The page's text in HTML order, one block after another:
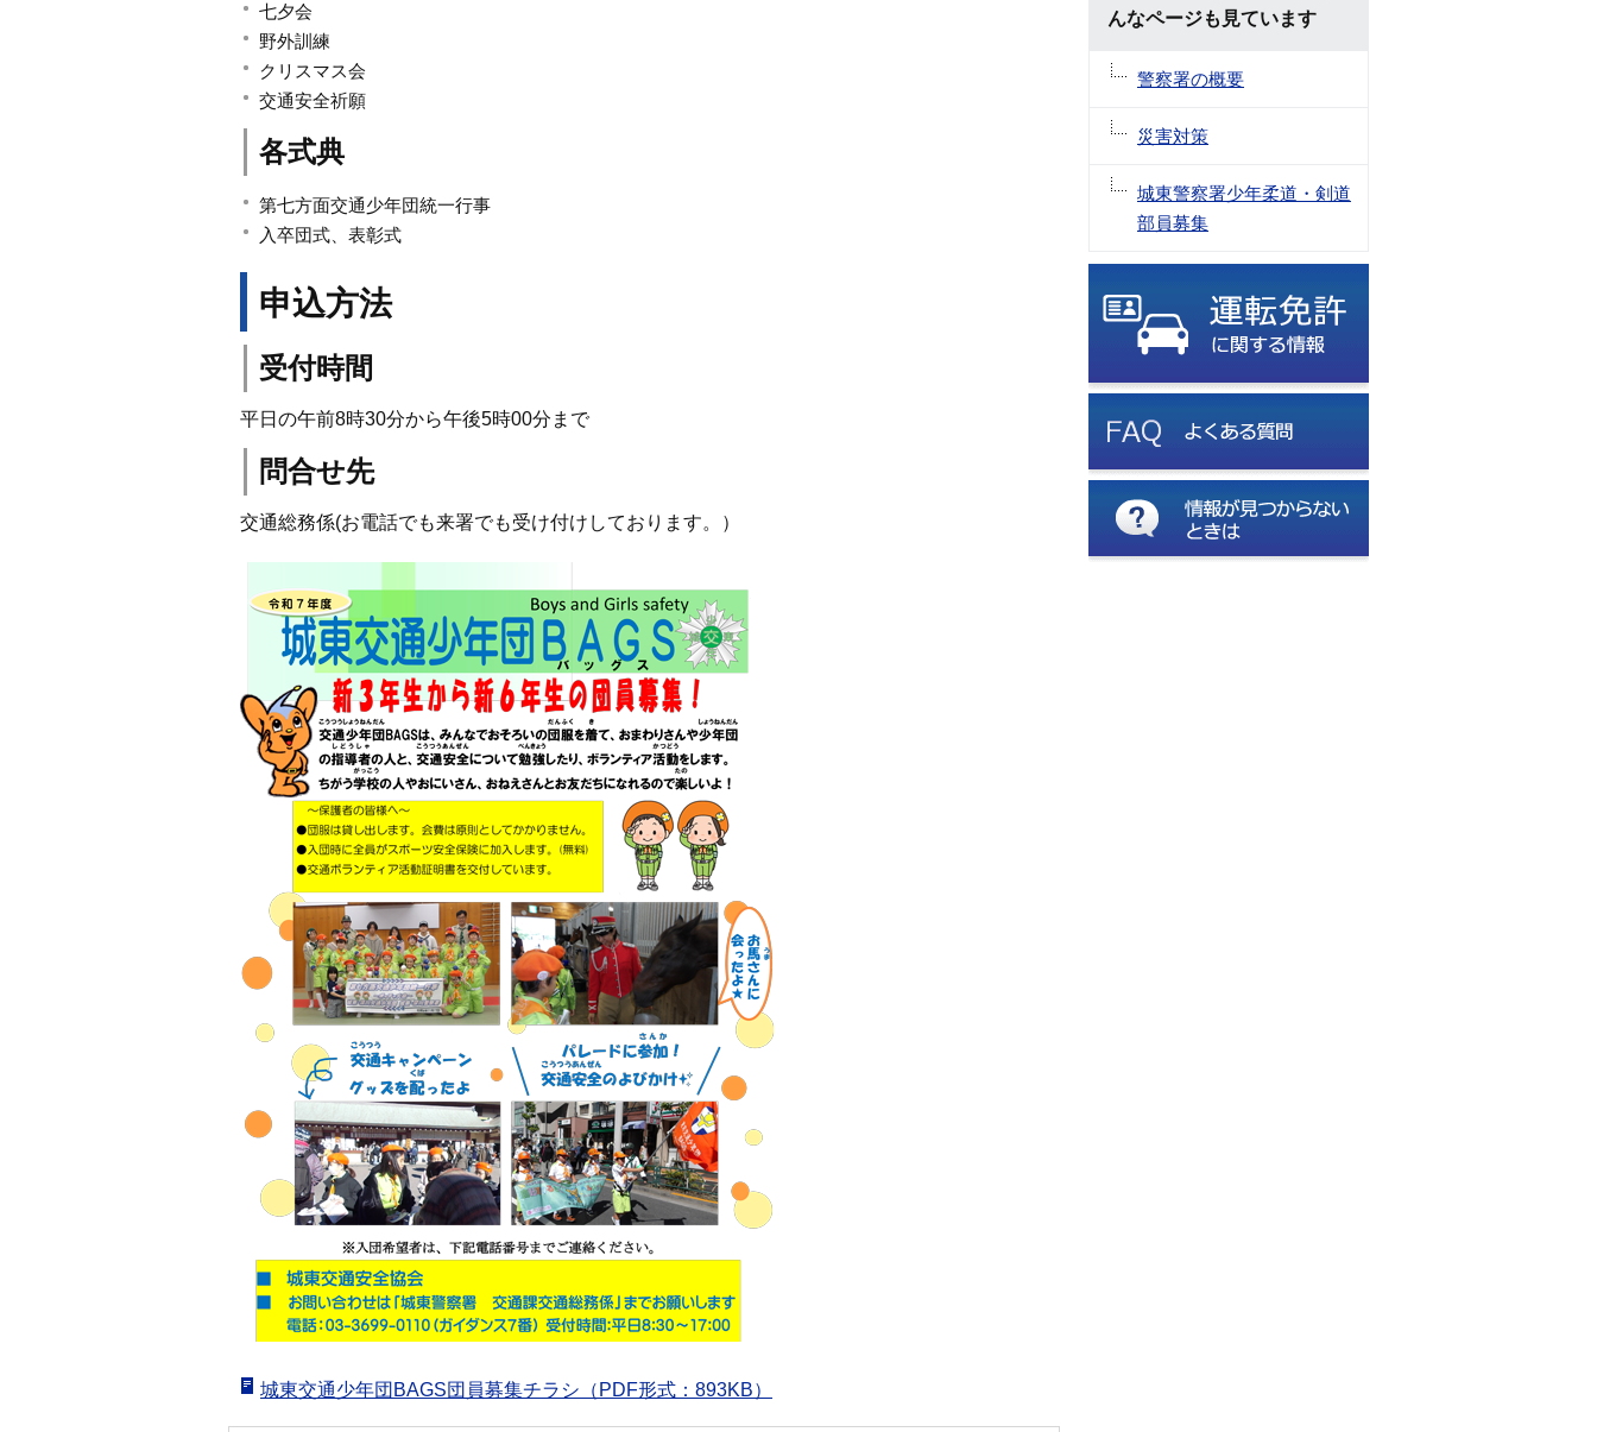
七夕会
野外訓練
クリスマス会
交通安全祈願
各式典
第七方面交通少年団統一行事
入卒団式、表彰式
申込方法
受付時間
平日の午前8時30分から午後5時00分まで
問合せ先
交通総務係(お電話でも来署でも受け付けしております。）
城東交通少年団BAGS団員募集チラシ（PDF形式：893KB）
んなページも見ています
警察署の概要
災害対策
城東警察署少年柔道・剣道
部員募集